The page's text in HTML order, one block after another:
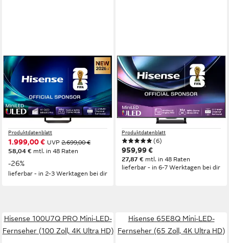
HISENSE
85U7DS PRO Mini-LED-
Fernseher
215 cm/85 Zoll Diagonale
ULED MiniLED Bildschirmtechnologie
4K Ultra HD Auflösung
Produktdatenblatt
1.999,00 € UVP 2.699,00 €
58,04 € mtl. in 48 Raten
-26%
lieferbar - in 2-3 Werktagen bei dir
HISENSE
65U7Q PRO QLED Mini LED-
Fernseher
164 cm/65 Zoll
Diagonale
Mini LED
Bildschirmtechnologie
4K Ultra HD Auflösung
Produktdatenblatt
(6)
959,99 €
27,87 € mtl. in 48 Raten
lieferbar - in 6-7 Werktagen bei dir
Hisense 100U7Q PRO Mini-LED-
Fernseher (100 Zoll, 4K Ultra HD)
Hisense 65E8Q Mini-LED-
Fernseher (65 Zoll, 4K Ultra HD)